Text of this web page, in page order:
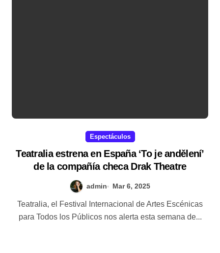
Espectáculos
Teatralia estrena en España ‘To je andělení’
de la compañía checa Drak Theatre
admin Mar 6, 2025
Teatralia, el Festival Internacional de Artes Escénicas
para Todos los Públicos nos alerta esta semana de...